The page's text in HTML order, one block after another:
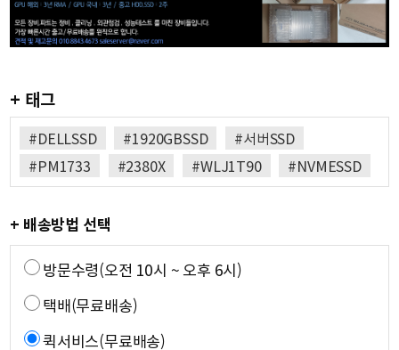
+ 태그
#DELLSSD #1920GBSSD
#서버SSD
#PM1733
#2380X #WLJ1T90 #NVMESSD
+ 배송방법 선택
방문수령(오전 10시 ~ 오후 6시)
택배(무료배송)
퀵서비스(무료배송)